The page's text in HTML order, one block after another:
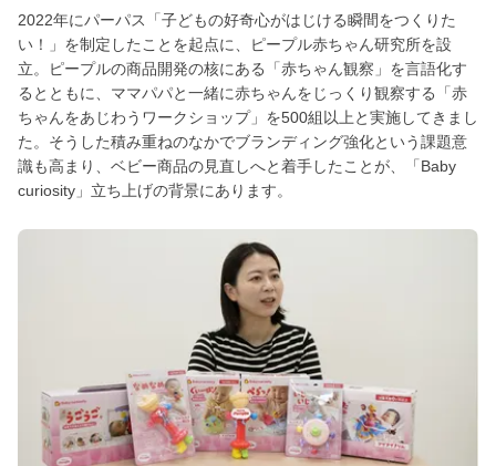
2022年にパーパス「子どもの好奇心がはじける瞬間をつくりた
い！」を制定したことを起点に、ピープル赤ちゃん研究所を設
立。ピープルの商品開発の核にある「赤ちゃん観察」を言語化す
るとともに、ママパパと一緒に赤ちゃんをじっくり観察する「赤
ちゃんをあじわうワークショップ」を500組以上と実施してきまし
た。そうした積み重ねのなかでブランディング強化という課題意
識も高まり、ベビー商品の見直しへと着手したことが、「Baby
curiosity」立ち上げの背景にあります。